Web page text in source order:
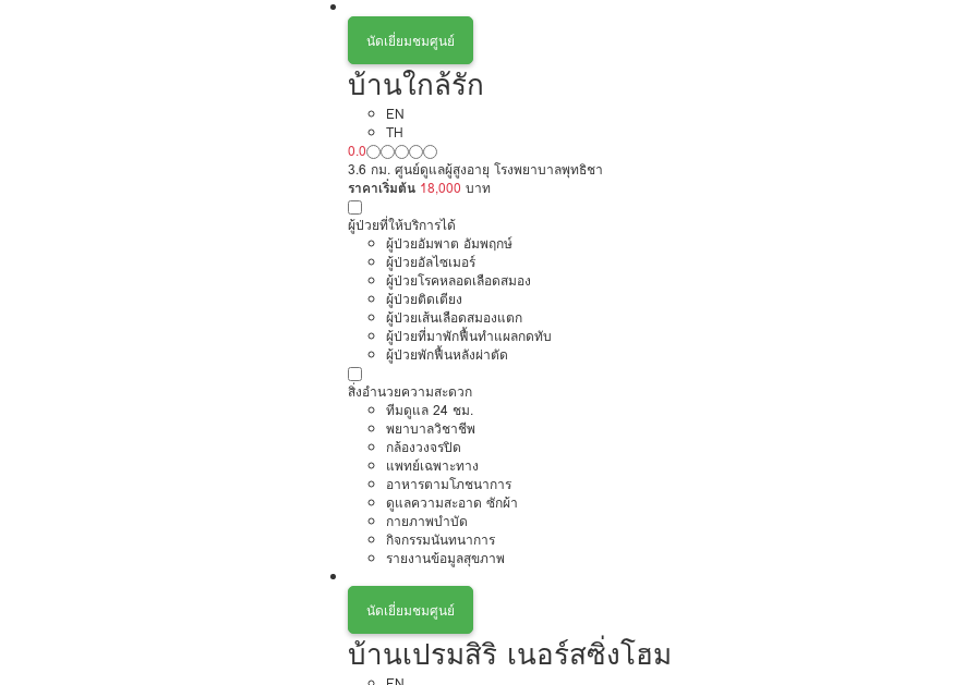
นัดเยี่ยมชมศูนย์
บ้านใกล้รัก
EN
TH
0.0
3.6 กม. ศูนย์ดูแลผู้สูงอายุ โรงพยาบาลพุทธิชา
ราคาเริ่มต้น 18,000 บาท
ผู้ป่วยที่ให้บริการได้
ผู้ป่วยอัมพาต อัมพฤกษ์
ผู้ป่วยอัลไซเมอร์
ผู้ป่วยโรคหลอดเลือดสมอง
ผู้ป่วยติดเตียง
ผู้ป่วยเส้นเลือดสมองแตก
ผู้ป่วยที่มาพักฟื้นทำแผลกดทับ
ผู้ป่วยพักฟื้นหลังผ่าตัด
สิ่งอำนวยความสะดวก
ทีมดูแล 24 ชม.
พยาบาลวิชาชีพ
กล้องวงจรปิด
แพทย์เฉพาะทาง
อาหารตามโภชนาการ
ดูแลความสะอาด ซักผ้า
กายภาพบำบัด
กิจกรรมนันทนาการ
รายงานข้อมูลสุขภาพ
นัดเยี่ยมชมศูนย์
บ้านเปรมสิริ เนอร์สซิ่งโฮม